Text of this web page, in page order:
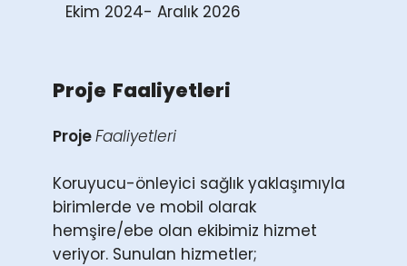
Ekim 2024- Aralık 2026
Proje Faaliyetleri
ProjeFaaliyetleri
Koruyucu-önleyici sağlık yaklaşımıyla
birimlerde ve mobil olarak
hemşire/ebe olan ekibimiz hizmet
veriyor. Sunulan hizmetler;